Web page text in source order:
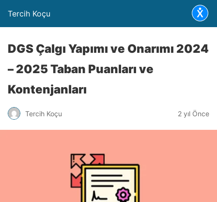
Tercih Koçu
DGS Çalgı Yapımı ve Onarımı 2024
– 2025 Taban Puanları ve
Kontenjanları
Tercih Koçu 2 yıl Önce